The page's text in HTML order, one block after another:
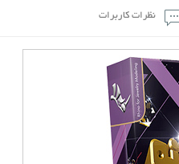
نظرات کاربرات